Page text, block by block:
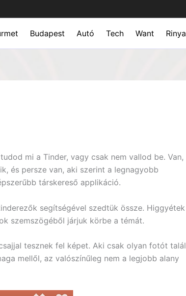
Budapest Autó Tech Want Rinya
mi a Tinder, vagy csak nem vallod be. Van,
és persze van, aki szerint a legnagyobb
társkereső applikáció.
segítségével szedtük össze. Higgyétek
szemszögéből járjuk körbe a témát.
tesznek fel képet. Aki csak olyan fotót talál
mellől, az valószínűleg nem a legjobb alany